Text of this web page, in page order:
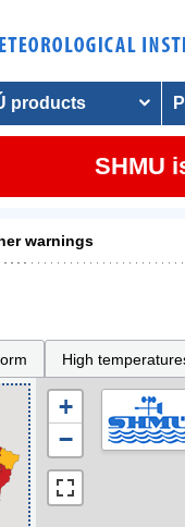
products
SHMU
warnings
High
+
−